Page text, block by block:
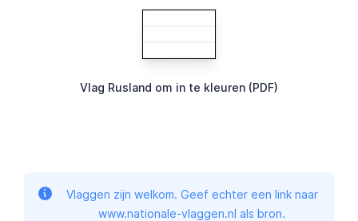
Vlag Rusland om in te kleuren (PDF)
Vlaggen zijn welkom. Geef echter een link naar
www.nationale-vlaggen.nl als bron.